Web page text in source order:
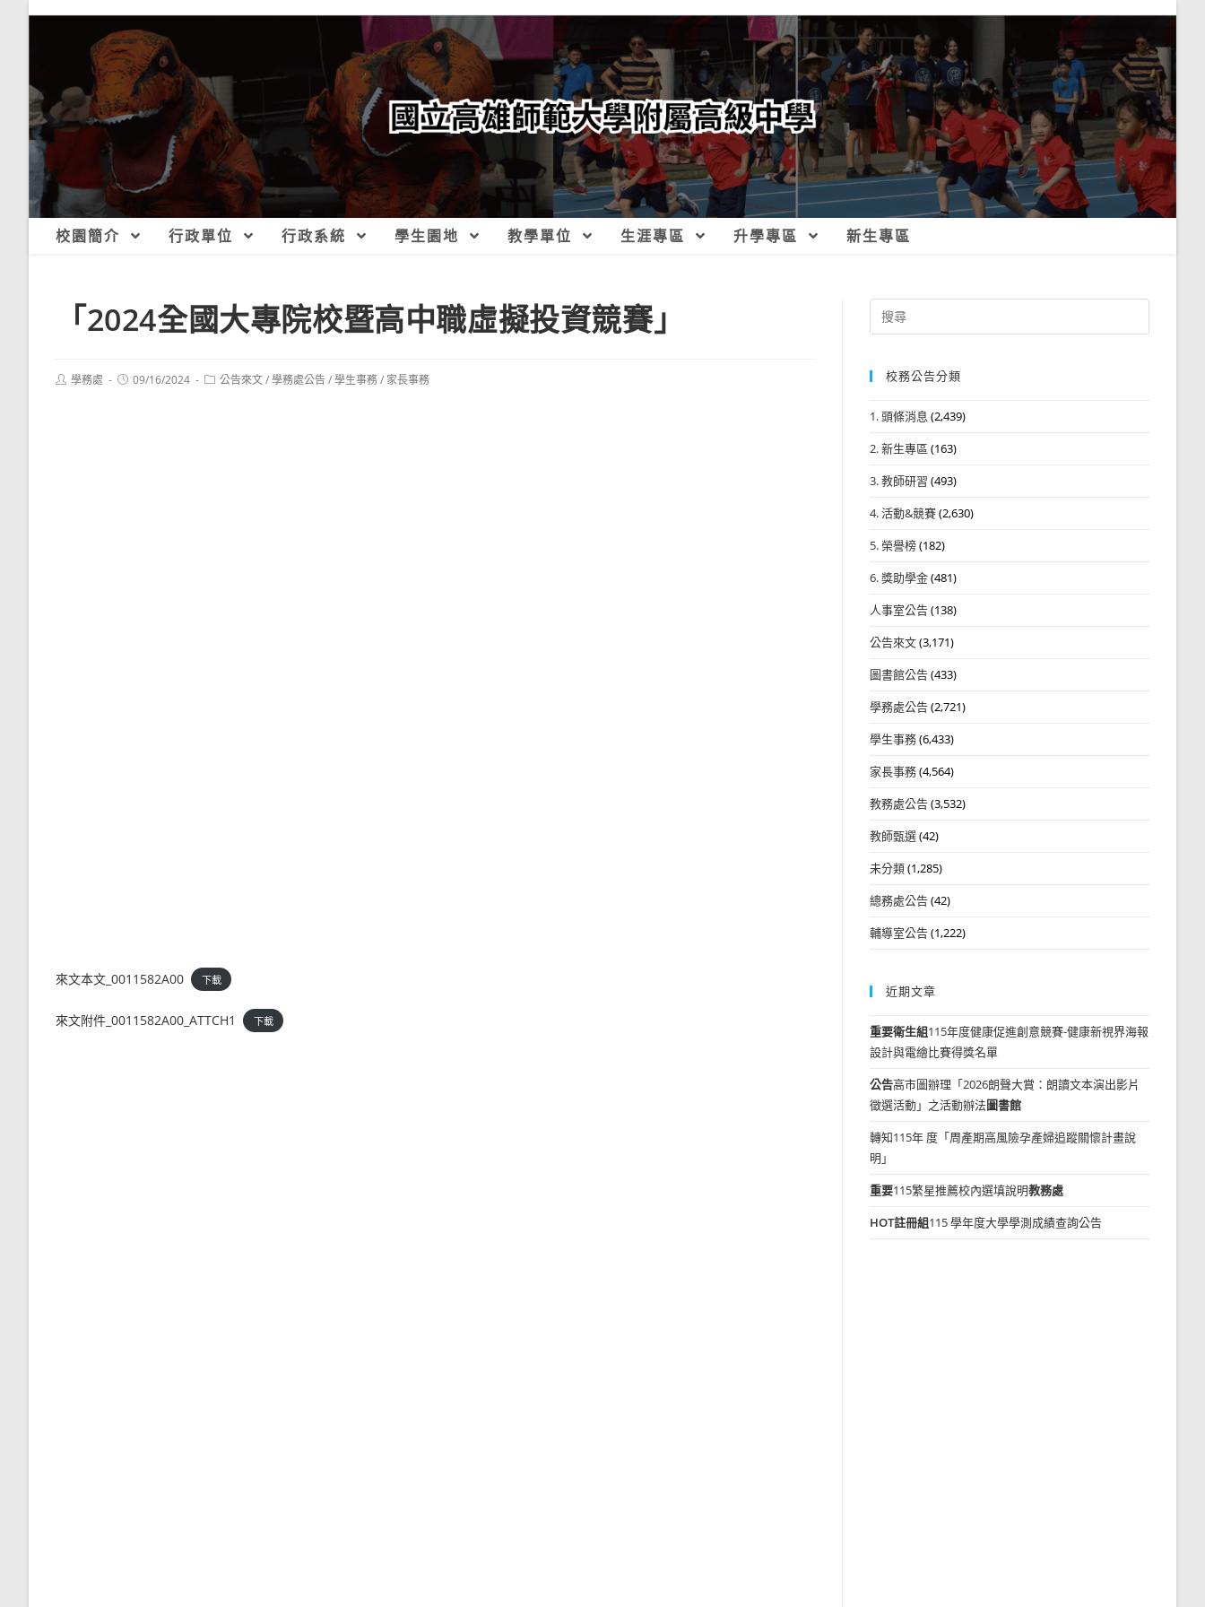
校園簡介 行政單位 行政系統 學生園地 教學單位 生涯專區 升學專區 新生專區
「2024全國大專院校暨高中職虛擬投資競賽」
Post學務處
Post09/16/2024
Post公告來文/學務處公告/學生事務/ 家長事務
來文本文_0011582A00 下載
來文附件_0011582A00_ATTCH1 下載
Search
for:
校務公告分類
1. 頭條消息 (2,439)
2. 新生專區 (163)
3. 教師研習 (493)
4. 活動&競賽(2,630)
5. 榮譽榜(182)
6. 獎助學金(481)
人事室公告(138)
公告來文(3,171)
圖書館公告(433)
學務處公告(2,721)
學生事務(6,433)
家長事務(4,564)
教務處公告(3,532)
教師甄選(42)
未分類(1,285)
總務處公告(42)
輔導室公告(1,222)
近期文章
重要衛生組115年度健康促進創意競賽-健康新視界海報
設計與電繪比賽得獎名單
公告高市圖辦理「2026朗聲大賞：朗讀文本演出影片
徵選活動」之活動辦法圖書館
轉知115年 度「周產期高風險孕產婦追蹤關懷計畫說
明」
重要115繁星推薦校內選填說明教務處
HOT註冊組115 學年度大學學測成績查詢公告